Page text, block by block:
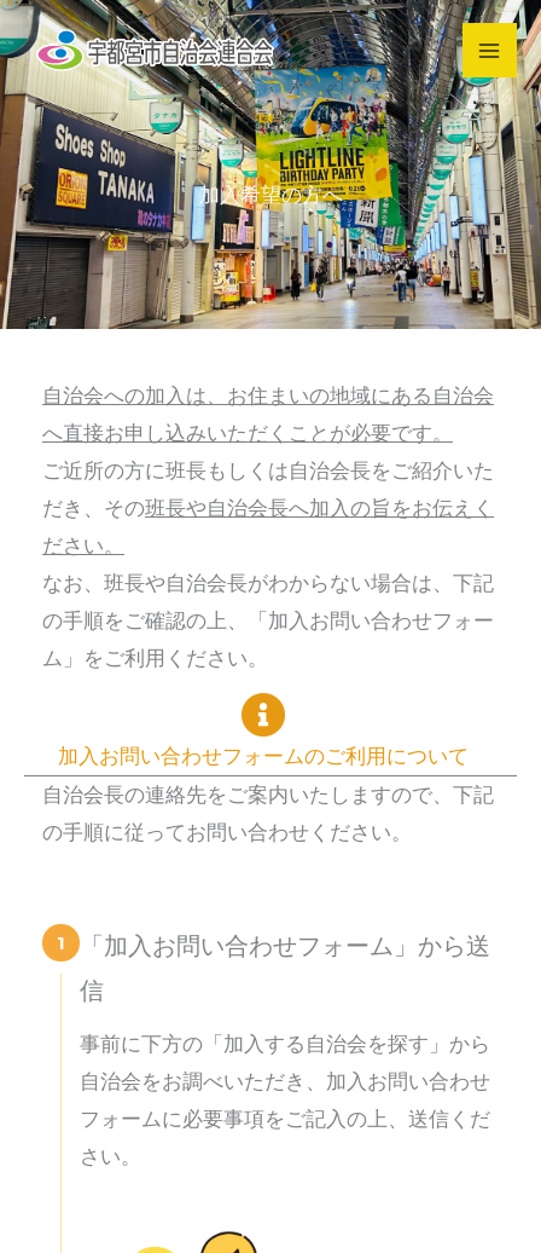
内
容
を
ス
キ
ッ
プ
加入希望の方へ
自治会への加入は、お住まいの地域にある自治会
へ直接お申し込みいただくことが必要です。
ご近所の方に班長もしくは自治会長をご紹介いた
だき、その班長や自治会長へ加入の旨をお伝えく
ださい。
なお、班長や自治会長がわからない場合は、下記
の手順をご確認の上、「加入お問い合わせフォー
ム」をご利用ください。
加入お問い合わせフォームのご利用について
自治会長の連絡先をご案内いたしますので、下記
の手順に従ってお問い合わせください。
1
「加入お問い合わせフォーム」から送
信
事前に下方の「加入する自治会を探す」から
自治会をお調べいただき、加入お問い合わせ
フォームに必要事項をご記入の上、送信くだ
さい。